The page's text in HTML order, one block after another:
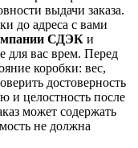
выдачи заказа.
до адреса с вами
СДЭК и
для вас врем. Перед
коробки: вес,
достоверность
и целостность после
может содержать
не должна